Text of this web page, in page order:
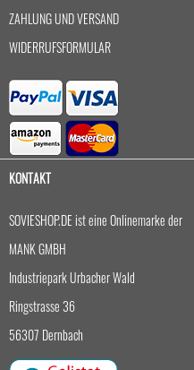
ZAHLUNG UND VERSAND
WIDERRUFSFORMULAR
KONTAKT
SOVIESHOP.DE ist eine Onlinemarke der
MANK GMBH
Industriepark Urbacher Wald
Ringstrasse 36
56307 Dernbach